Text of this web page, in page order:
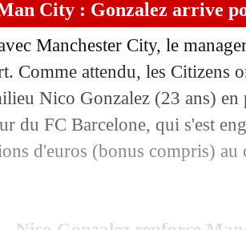
City : Gonzalez arrive
Manchester City, le
Comme attendu, les Citizens
Nico Gonzalez (23 ans) en
du FC Barcelone, qui s'est
d'euros (bonus compris)
blessure pour Alaba !
: pourquoi Sylla est resté
le club parle de